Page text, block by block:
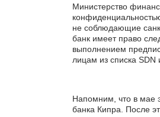
Министерство
не соблюдающие
банк имеет право
выполнением
лицам из списка
Напомним, что в мае
банка Кипра. После